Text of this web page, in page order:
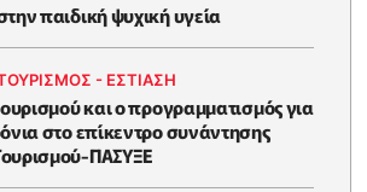
παιδική ψυχική υγεία
- ΕΣΤΙΑΣΗ
και ο προγραμματισμός για
στο επίκεντρο συνάντησης
ΠΑΣΥΞΕ